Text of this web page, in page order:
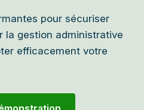
pour sécuriser
la gestion administrative
efficacement votre